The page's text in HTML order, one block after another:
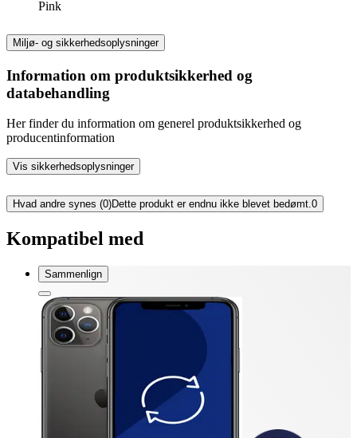
Pink
Miljø- og sikkerhedsoplysninger
Information om produktsikkerhed og
databehandling
Her finder du information om generel produktsikkerhed og
producentinformation
Vis sikkerhedsoplysninger
Hvad andre synes (0)Dette produkt er endnu ikke blevet bedømt.0
Kompatibel med
Sammenlign